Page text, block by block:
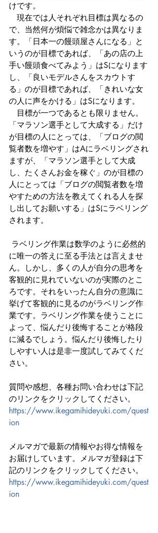
けです。
現在では人それぞれ目標は異なるの
で、当然何が煩悩で雑念かは異なりま
す。「日本一の饅頭屋さんになる」と
いうのが目標であれば、「あの店の上
手い饅頭食べてみよう」はSになります
し、「良いモデルさんをスカウトす
る」のが目標であれば、「きれいな女
の人に声をかける」はSになります。
目標が一つであるとも限りません。
「マラソン選手として大成する」だけ
が目標の人にとっては、「ブログの閲
覧者数を増やす」はAにラベリングされ
ますが、「マラソン選手として大成
し、たくさんお金を稼ぐ」のが目標の
人にとっては「ブログの閲覧者数を増
やすための方法を教えてくれる人を探
し出してお願いする」はSにラベリング
されます。
に唯一の答えに至る手法とは言えませ
ん。しかし、多くの人が自分の思考を
客観的に見れていないのが実際のとこ
ろです。それをいったん自分の意識に
挙げて客観的に見るのがラベリング作
業です。ラベリング作業を使うことに
よって、悩んだり後悔することが格段
に減るでしょう。悩んだり後悔したり
しやすい人は是非一度試してみてくだ
さい。
質問や感想、各種お問い合わせは下記
のリンクをクリックしてください。
https://www.ikegamihideyuki.com/quest
ion
メルマガで最新の情報やお得な情報を
お届けしています。メルマガ登録は下
記のリンクをクリックしてください。
https://www.ikegamihideyuki.com/quest
ion